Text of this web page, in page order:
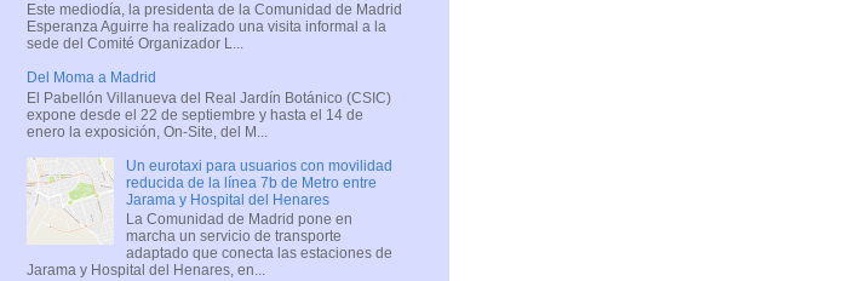
Este mediodía, la presidenta de la Comunidad de Madrid
Esperanza Aguirre ha realizado una visita informal a la
sede del Comité Organizador L...
Del Moma a Madrid
El Pabellón Villanueva del Real Jardín Botánico (CSIC)
expone desde el 22 de septiembre y hasta el 14 de
enero la exposición, On-Site, del M...
Un eurotaxi para usuarios con movilidad
reducida de la línea 7b de Metro entre
Jarama y Hospital del Henares
La Comunidad de Madrid pone en
marcha un servicio de transporte
adaptado que conecta las estaciones de
Jarama y Hospital del Henares, en...